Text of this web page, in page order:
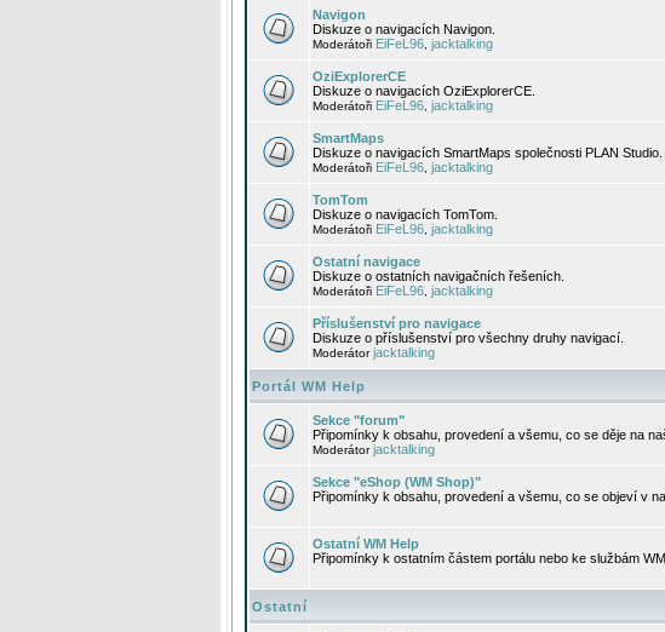
Navigon
Diskuze o navigacích Navigon.
Moderátoři EiFeL96 jacktalking
OziExplorerCE
Diskuze o navigacích OziExplorerCE.
Moderátoři EiFeL96 jacktalking
SmartMaps
Diskuze o navigacích SmartMaps společnosti PLAN Studio.
Moderátoři EiFeL96 jacktalking
TomTom
Diskuze o navigacích TomTom.
Moderátoři EiFeL96 jacktalking
Ostatní navigace
Diskuze o ostatních navigačních řešeních.
Moderátoři EiFeL96 jacktalking
Příslušenství pro navigace
Diskuze o příslušenství pro všechny druhy navigací.
Moderátorjacktalking
Portál WM Help
Sekce "forum"
Připomínky k obsahu, provedení a všemu, co se děje na
Moderátorjacktalking
Sekce "eShop (WM Shop)"
Připomínky k obsahu, provedení a všemu, co se objeví v
Ostatní WM Help
Připomínky k ostatním částem portálu nebo ke službám WM
Ostatní